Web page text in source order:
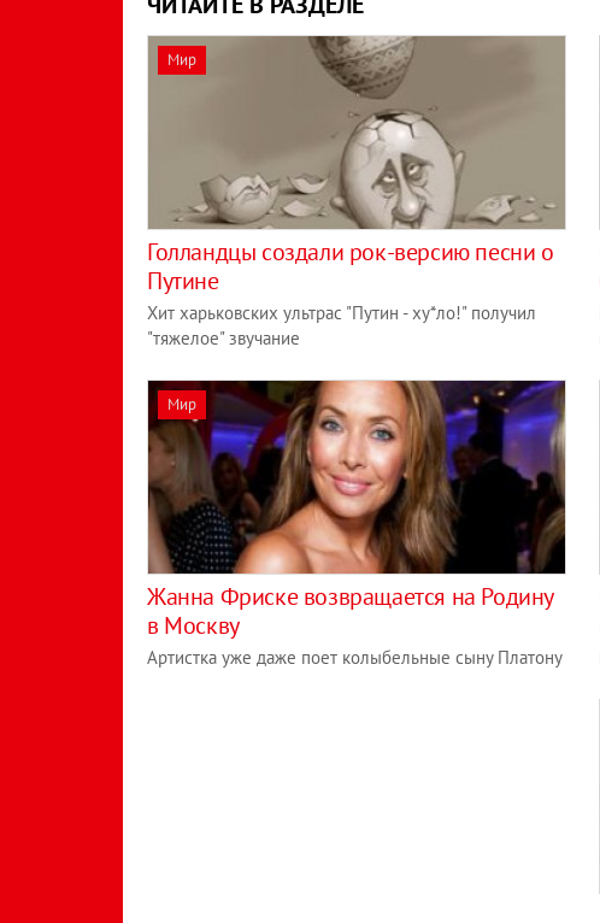
Мир
Голландцы создали рок-версию песни о
Путине
Хит харьковских ультрас "Путин - ху*ло!" получил
"тяжелое" звучание
Мир
Жанна Фриске возвращается на Родину
в Москву
Артистка уже даже поет колыбельные сыну Платону